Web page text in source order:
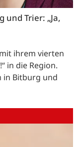
Trier: „Ja,
ihrem vierten
in die Region.
in Bitburg und